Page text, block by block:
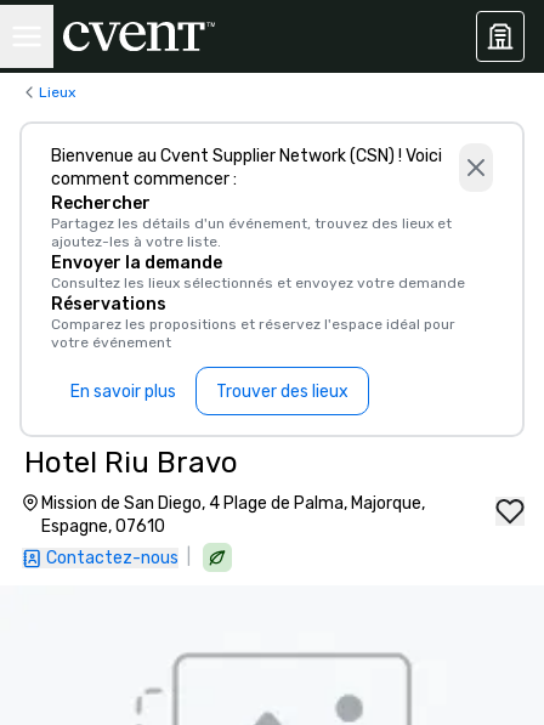
Lieux
Bienvenue au Cvent Supplier Network (CSN) ! Voici
comment commencer :
Rechercher
Partagez les détails d'un événement, trouvez des lieux et
ajoutez-les à votre liste.
Envoyer la demande
Consultez les lieux sélectionnés et envoyez votre demande
Réservations
Comparez les propositions et réservez l'espace idéal pour
votre événement
En savoir plus Trouver des lieux
Hotel Riu Bravo
Mission de San Diego, 4 Plage de Palma, Majorque,
Espagne, 07610
Contactez-nous